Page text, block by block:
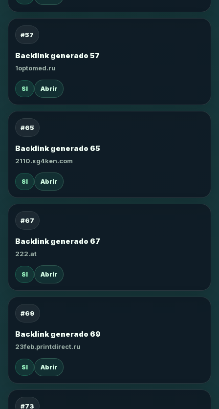
#57
Backlink generado 57
1optomed.ru
SI Abrir
#65
Backlink generado 65
2110.xg4ken.com
SI Abrir
#67
Backlink generado 67
222.at
SI Abrir
#69
Backlink generado 69
23feb.printdirect.ru
SI Abrir
#73